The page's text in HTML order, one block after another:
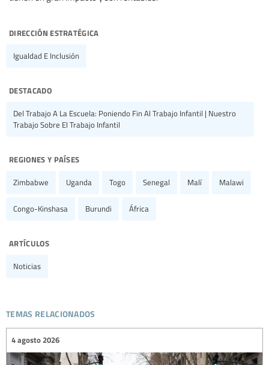
dirección estratégica
Igualdad E Inclusión
destacado
Del Trabajo A La Escuela: Poniendo Fin Al Trabajo Infantil | Nuestro
Trabajo Sobre El Trabajo Infantil
regiones y países
Zimbabwe Uganda Togo Senegal Malí Malawi
Congo-Kinshasa Burundi África
artículos
Noticias
temas relacionados
4 agosto 2026